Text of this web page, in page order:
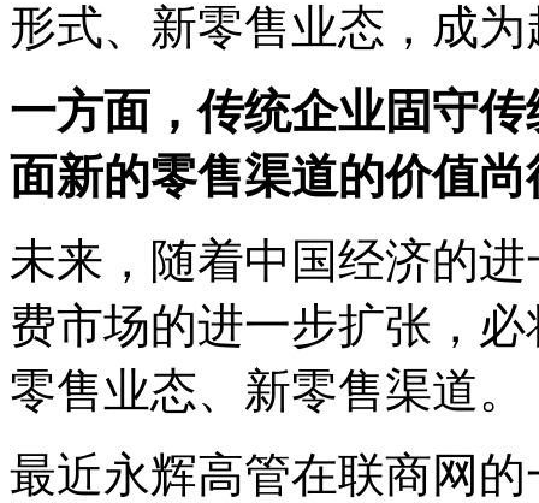
形式、新零售业态，成
一方面，传统企业固守
面新的零售渠道的价值
未来，随着中国经济的
费市场的进一步扩张，
零售业态、新零售渠道。
最近永辉高管在联商网